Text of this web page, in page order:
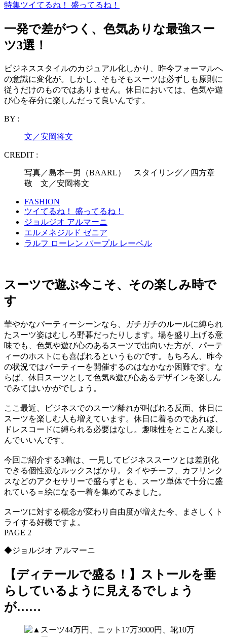
特集ツイてるね！ 盛ってるね！
一発で差がつく、色気ありな最強スー
ツ3選！
ビジネススタイルのカジュアル化しかり、昨今フォーマルへ
の意識に変化が。しかし、そもそもスーツは必ずしも原則に
従うだけのものではありません。休日においては、色気や遊
び心を存分に楽しんだって良いんです。
BY :
文／安岡将文
CREDIT :
写真／島本一男（BAARL） スタイリング／四方章
敬 文／安岡将文
FASHION
ツイてるね！ 盛ってるね！
ジョルジオ アルマーニ
エルメネジルド ゼニア
ラルフ ローレン パープル レーベル
スーツで遊ぶ今こそ、その楽しみ時で
す
華やかなパーティーシーンなら、ガチガチのルールに縛られ
たスーツ姿はむしろ野暮だったりします。場を盛り上げる意
味でも、色気や遊び心のあるスーツで出向いた方が、パーテ
ィーのホストにも喜ばれるというものです。もちろん、昨今
の状況ではパーティーを開催するのはなかなか困難です。な
らば、休日スーツとして色気&遊び心あるデザインを楽しん
でみてはいかがでしょう。
ここ最近、ビジネスでのスーツ離れが叫ばれる反面、休日に
スーツを楽しむ人も増えています。休日に着るのであれば、
ドレスコードに縛られる必要はなし。趣味性をとことん楽し
んでいいんです。
今回ご紹介する3着は、一見してビジネススーツとは差別化
できる個性派なルックスばかり。タイやチーフ、カフリンク
スなどのアクセサリーで盛らずとも、スーツ単体で十分に盛
れている＝絵になる一着を集めてみました。
スーツに対する概念が変わり自由度が増えた今、まさしくト
ライする好機ですよ。
PAGE 2
◆ジョルジオ アルマーニ
【ディテールで盛る！】ストールを垂
らしているように見えるでしょう
が……